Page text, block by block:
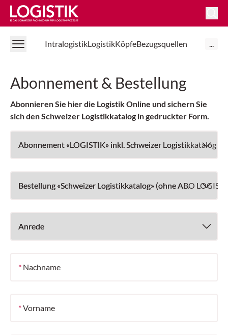
Logistik Online
IntralogistikLogistikKöpfeBezugsquellen ...
Abonnement & Bestellung
Abonnieren Sie hier die Logistik Online und sichern Sie
sich den Schweizer Logistikkatalog in gedruckter Form.
Abonnement «LOGISTIK» inkl. Schweizer Logistikkatalog
Bestellung «Schweizer Logistikkatalog» (ohne ABO
Anrede
* Nachname
*Vorname